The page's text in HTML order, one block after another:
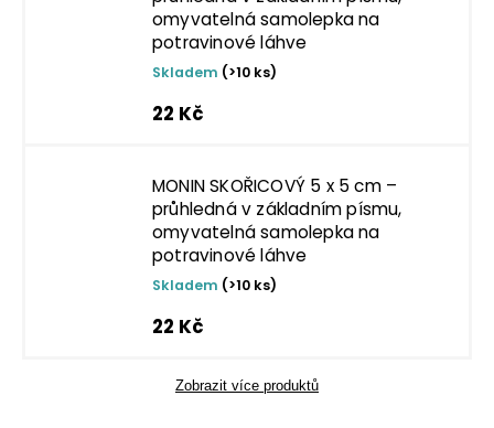
omyvatelná samolepka na
potravinové láhve
Skladem (>10 ks)
22 Kč
MONIN SKOŘICOVÝ 5 x 5 cm –
průhledná v základním písmu,
omyvatelná samolepka na
potravinové láhve
Skladem (>10 ks)
22 Kč
Zobrazit více produktů